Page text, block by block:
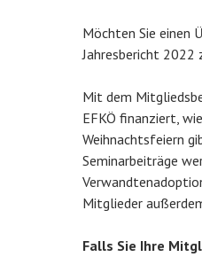
Möchten Sie einen
Jahresbericht 2022
Mit dem
EFKÖ finanziert,
Weihnachtsfeiern
Seminarbeiträge
Mitglieder
Falls Sie Ihre